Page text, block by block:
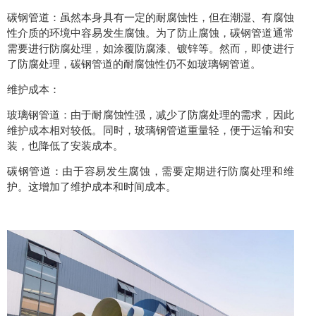
碳钢管道：虽然本身具有一定的耐腐蚀性，但在潮湿、有腐蚀
性介质的环境中容易发生腐蚀。为了防止腐蚀，碳钢管道通常
需要进行防腐处理，如涂覆防腐漆、镀锌等。然而，即使进行
了防腐处理，碳钢管道的耐腐蚀性仍不如玻璃钢管道。
维护成本：
玻璃钢管道：由于耐腐蚀性强，减少了防腐处理的需求，因此
维护成本相对较低。同时，玻璃钢管道重量轻，便于运输和安
装，也降低了安装成本。
碳钢管道：由于容易发生腐蚀，需要定期进行防腐处理和维
护。这增加了维护成本和时间成本。